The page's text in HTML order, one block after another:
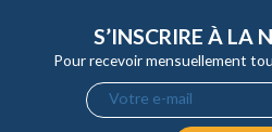
S’INSCRIRE À LA
Pour recevoir mensuellement